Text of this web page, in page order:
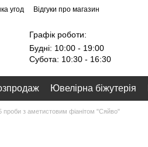
угод Відгуки про магазин
Графік роботи:
Будні: 10:00 - 19:00
Субота: 10:30 - 16:30
Ювелірна біжутерія
проби з аметистовим фіанітом "Сяйво"